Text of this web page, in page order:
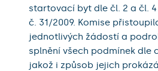
startovací byt dle čl. 2 a čl.
č. 31/2009. Komise
jednotlivých žádostí a
splnění všech podmínek dle
jakož i způsob jejich